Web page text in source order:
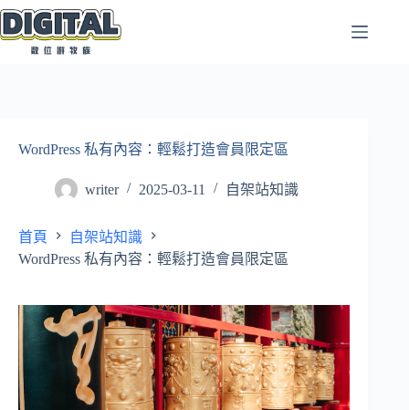
跳
至
WordPress 私有內容：輕鬆打造會員限定區
writer 2025-03-11 自架站知識
首頁
自架站知識
WordPress 私有內容：輕鬆打造會員限定區